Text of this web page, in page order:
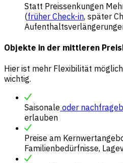
Statt Preissenkungen
(früher Check-in, später
Objekte in der mittleren
Hier ist mehr Flexibilität
wichtig.
Saisonale oder
erlauben
Preise am
Familienbedürfnisse,